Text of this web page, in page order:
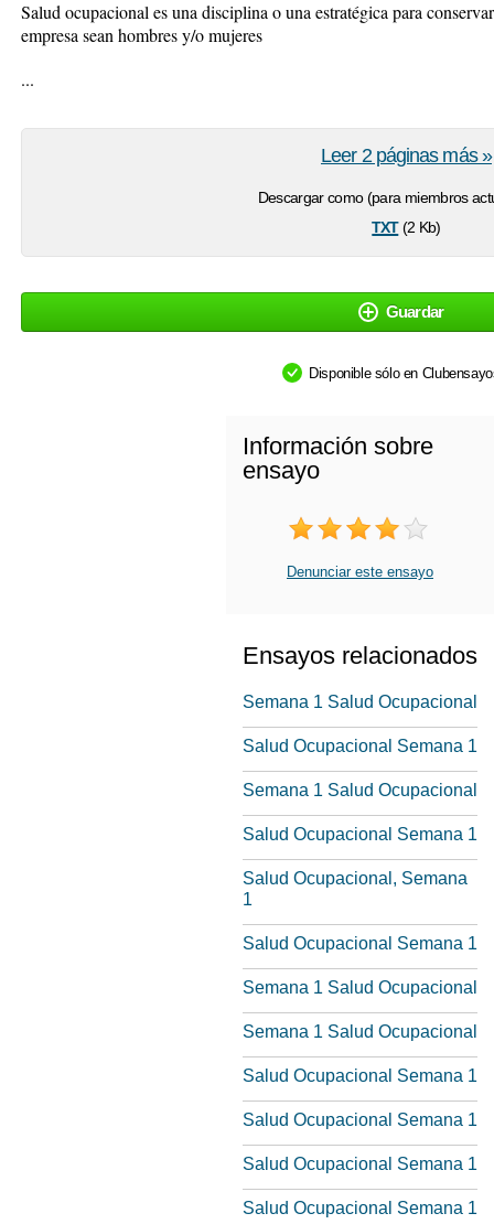
Salud ocupacional es una disciplina o una estratégica para
empresa sean hombres y/o mujeres
...
Descargar como (para miembros
txt(2 Kb)
Leer 2 páginas más »
Guardar
Disponible sólo en
Información sobre
ensayo
Denunciar este ensayo
Ensayos relacionados
Semana 1 Salud Ocupacional
Salud Ocupacional Semana 1
Semana 1 Salud Ocupacional
Salud Ocupacional Semana 1
Salud Ocupacional, Semana
1
Salud Ocupacional Semana 1
Semana 1 Salud Ocupacional
Semana 1 Salud Ocupacional
Salud Ocupacional Semana 1
Salud Ocupacional Semana 1
Salud Ocupacional Semana 1
Salud Ocupacional Semana 1